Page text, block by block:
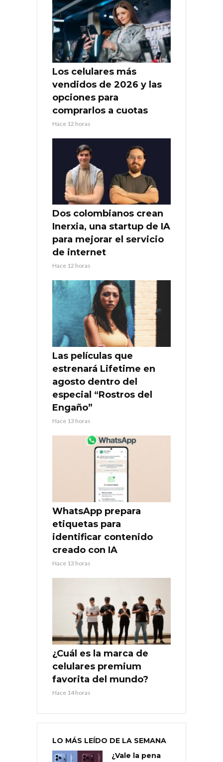
Los celulares más
vendidos de 2026 y las
opciones para
comprarlos a cuotas
Hace 12 horas
Dos colombianos crean
Inerxia, una startup de IA
para mejorar el servicio
de internet
Hace 12 horas
Las películas que
estrenará Lifetime en
agosto dentro del
especial “Rostros del
Engaño”
Hace 13 horas
WhatsApp prepara
etiquetas para
identificar contenido
creado con IA
Hace 13 horas
¿Cuál es la marca de
celulares premium
favorita del mundo?
Hace 14 horas
LO MÁS LEÍDO DE LA SEMANA
¿Vale la pena